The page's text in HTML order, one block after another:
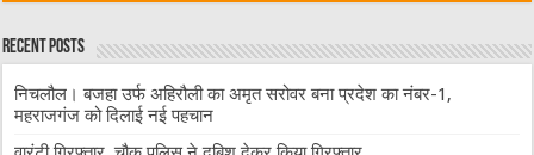
Recent Posts
निचलौल। बजहा उर्फ अहिरौली का अमृत सरोवर बना प्रदेश का नंबर-1,
महराजगंज को दिलाई नई पहचान